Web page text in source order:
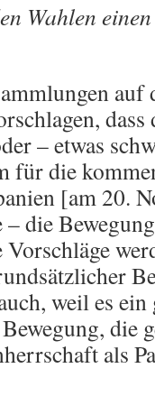
Wahlen
auf
dass
– etwas
für die
[am 20.
die
weil es
die
als